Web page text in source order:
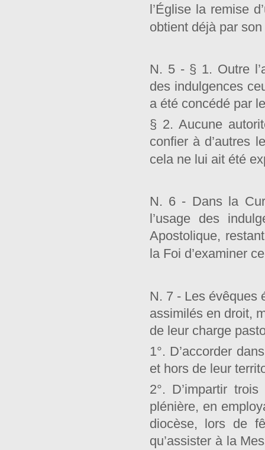
l’Église la remise
obtient déjà par
N. 5 - § 1. Outre
des indulgences
a été concédé par
§ 2. Aucune
confier à d’autres
cela ne lui ait été
N. 6 - Dans la
l’usage des
Apostolique,
la Foi d’examiner
N. 7 - Les évêques
assimilés en droit,
de leur charge
1°. D’accorder
et hors de leur
2°. D’impartir
plénière, en
diocèse, lors de
qu’assister à la